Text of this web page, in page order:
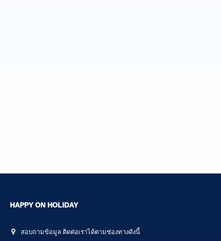
HAPPY ON HOLIDAY
สอบถามข้อมูล ติดต่อเราได้ตามช่องทางดังนี้